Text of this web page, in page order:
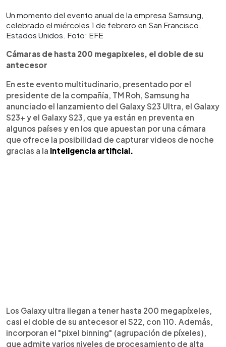
Un momento del evento anual de la empresa Samsung,
celebrado el miércoles 1 de febrero en San Francisco,
Estados Unidos. Foto: EFE
Cámaras de hasta 200 megapixeles, el doble de su
antecesor
En este evento multitudinario, presentado por el
presidente de la compañía, TM Roh, Samsung ha
anunciado el lanzamiento del Galaxy S23 Ultra, el Galaxy
S23+ y el Galaxy S23, que ya están en preventa en
algunos países y en los que apuestan por una cámara
que ofrece la posibilidad de capturar videos de noche
gracias a la inteligencia artificial.
Los Galaxy ultra llegan a tener hasta 200 megapíxeles,
casi el doble de su antecesor el S22, con 110. Además,
incorporan el "pixel binning" (agrupación de píxeles),
que admite varios niveles de procesamiento de alta